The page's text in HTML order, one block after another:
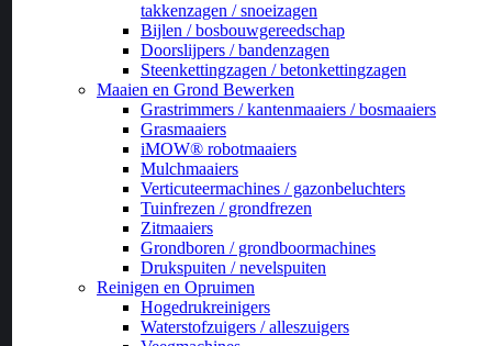
takkenzagen / snoeizagen
Bijlen / bosbouwgereedschap
Doorslijpers / bandenzagen
Steenkettingzagen / betonkettingzagen
Maaien en Grond Bewerken
Grastrimmers / kantenmaaiers / bosmaaiers
Grasmaaiers
iMOW® robotmaaiers
Mulchmaaiers
Verticuteermachines / gazonbeluchters
Tuinfrezen / grondfrezen
Zitmaaiers
Grondboren / grondboormachines
Drukspuiten / nevelspuiten
Reinigen en Opruimen
Hogedrukreinigers
Waterstofzuigers / alleszuigers